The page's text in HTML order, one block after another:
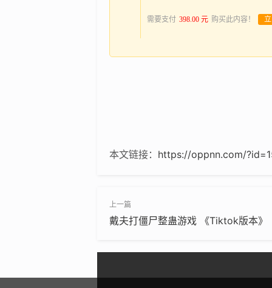
需要支付 398.00 元 购买此内容！
本文链接： https://oppnn.com/
戴夫打僵尸整蛊游戏 《Tiktok版本》